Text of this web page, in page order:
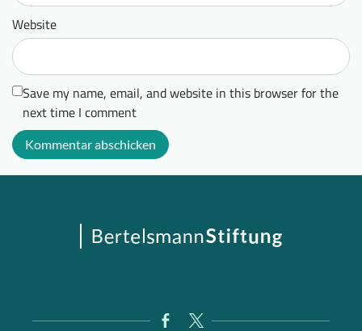
Website
Save my name, email, and website in this browser for the
next time I comment